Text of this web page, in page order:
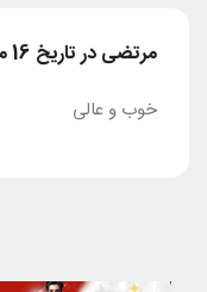
مرتضی در تاریخ 16 مارس 2021
خوب و عالی